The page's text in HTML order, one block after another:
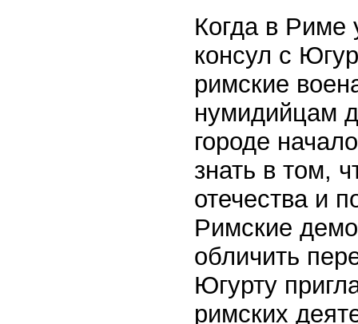
Когда в Риме
консул с
римские
нумидийцам
городе
знать в том,
отечества и
Римские
обличить
Югурту
римских